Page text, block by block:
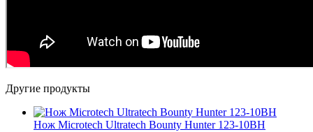
Другие продукты
Нож Microtech Ultratech Bounty Hunter 123-10BH